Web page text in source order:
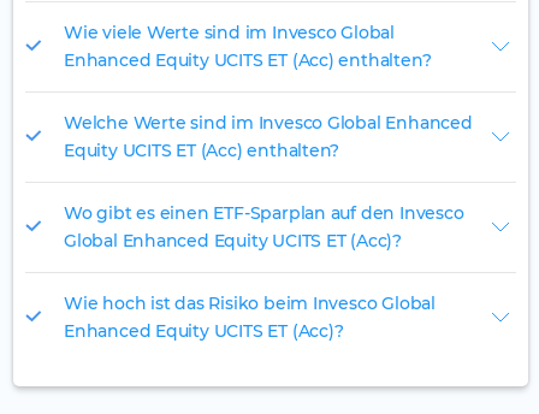
Wie viele Werte sind im Invesco Global
Enhanced Equity UCITS ET (Acc) enthalten?
Welche Werte sind im Invesco Global Enhanced
Equity UCITS ET (Acc) enthalten?
Wo gibt es einen ETF-Sparplan auf den Invesco
Global Enhanced Equity UCITS ET (Acc)?
Wie hoch ist das Risiko beim Invesco Global
Enhanced Equity UCITS ET (Acc)?